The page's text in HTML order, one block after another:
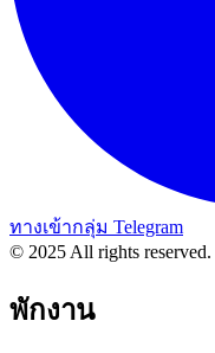
ทางเข้ากลุ่ม Telegram
© 2025 All rights reserved.
พักงาน